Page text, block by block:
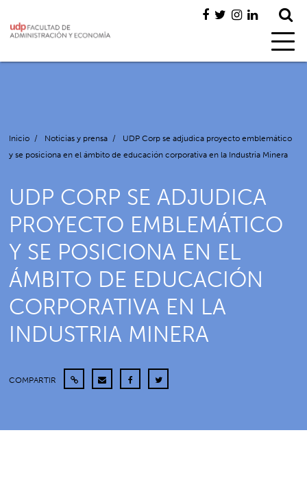
Inicio / Noticias y prensa /
UDP Corp se adjudica proyecto emblemático
y se posiciona en el ámbito de educación corporativa en la Industria Minera
UDP CORP SE ADJUDICA
PROYECTO EMBLEMÁTICO
Y SE POSICIONA EN EL
ÁMBITO DE EDUCACIÓN
CORPORATIVA EN LA
INDUSTRIA MINERA
COMPARTIR